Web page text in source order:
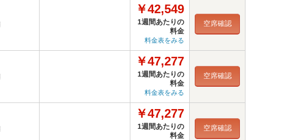
￥42,549
1週間あたりの
料金
料金表をみる
空席確認
￥47,277
1週間あたりの
料金
料金表をみる
空席確認
￥47,277
1週間あたりの
料金
空席確認